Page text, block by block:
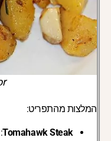
המלצות מהתפריט:
Tomahawk Steak